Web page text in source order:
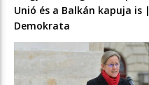
Unió és a Balkán kapuja is |
Demokrata